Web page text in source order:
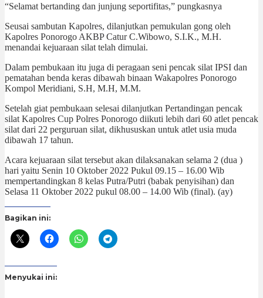
“Selamat bertanding dan junjung seportifitas,” pungkasnya
Seusai sambutan Kapolres, dilanjutkan pemukulan gong oleh
Kapolres Ponorogo AKBP Catur C.Wibowo, S.I.K., M.H.
menandai kejuaraan silat telah dimulai.
Dalam pembukaan itu juga di peragaan seni pencak silat IPSI dan
pematahan benda keras dibawah binaan Wakapolres Ponorogo
Kompol Meridiani, S.H, M.H, M.M.
Setelah giat pembukaan selesai dilanjutkan Pertandingan pencak
silat Kapolres Cup Polres Ponorogo diikuti lebih dari 60 atlet pencak
silat dari 22 perguruan silat, dikhususkan untuk atlet usia muda
dibawah 17 tahun.
Acara kejuaraan silat tersebut akan dilaksanakan selama 2 (dua )
hari yaitu Senin 10 Oktober 2022 Pukul 09.15 – 16.00 Wib
mempertandingkan 8 kelas Putra/Putri (babak penyisihan) dan
Selasa 11 Oktober 2022 pukul 08.00 – 14.00 Wib (final). (ay)
Bagikan ini:
Menyukai ini: